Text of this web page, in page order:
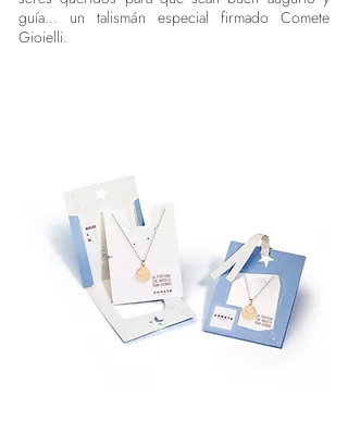
guía... un talismán especial firmado Comete
Gioielli.